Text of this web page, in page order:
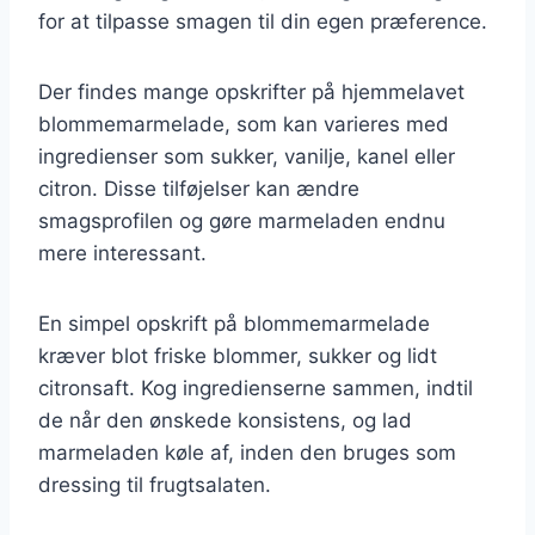
for at tilpasse smagen til din egen præference.
Der findes mange opskrifter på hjemmelavet
blommemarmelade, som kan varieres med
ingredienser som sukker, vanilje, kanel eller
citron. Disse tilføjelser kan ændre
smagsprofilen og gøre marmeladen endnu
mere interessant.
En simpel opskrift på blommemarmelade
kræver blot friske blommer, sukker og lidt
citronsaft. Kog ingredienserne sammen, indtil
de når den ønskede konsistens, og lad
marmeladen køle af, inden den bruges som
dressing til frugtsalaten.